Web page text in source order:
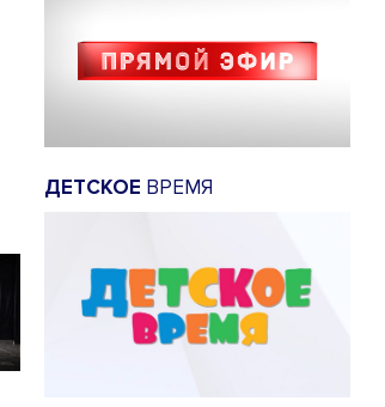
ДЕТСКОЕ ВРЕМЯ